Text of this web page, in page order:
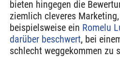
bieten hingegen die
ziemlich cleveres
beispielsweise ein Romelu
darüber beschwert, bei
schlecht weggekommen zu